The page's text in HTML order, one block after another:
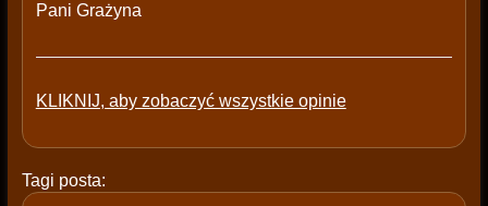
Pani Grażyna
KLIKNIJ, aby zobaczyć wszystkie opinie
Tagi posta: